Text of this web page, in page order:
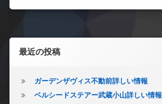
左サイドバー
最近の投稿
ガーデンザヴィス不動前詳しい情報
ベルシードステアー武蔵小山詳しい情報